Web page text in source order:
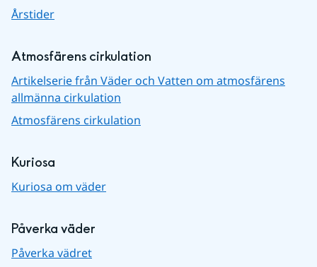
Årstider
Atmosfärens cirkulation
Artikelserie från Väder och Vatten om atmosfärens
allmänna cirkulation
Atmosfärens cirkulation
Kuriosa
Kuriosa om väder
Påverka väder
Påverka vädret